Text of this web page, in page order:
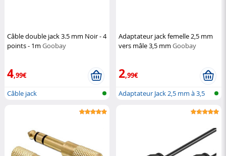
Câble double jack 3.5 mm Noir - 4
points - 1m Goobay
4,99€
Câble jack
Adaptateur jack femelle 2,5 mm
vers mâle 3,5 mmGoobay
2,99€
Adaptateur Jack 2,5 mm à 3,5